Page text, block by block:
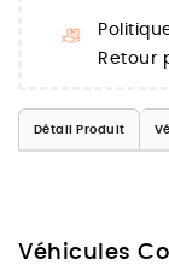
Retour
Détail Produit
Véhicules